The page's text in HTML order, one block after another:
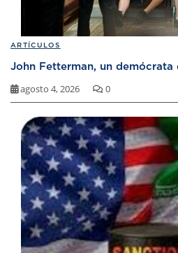
ARTÍCULOS
John Fetterman, un demócrata
agosto 4, 2026 0